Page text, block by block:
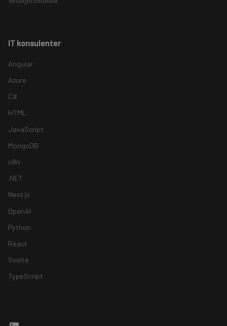
IT konsulenter
Angular
Azure
C#
HTML
JavaScript
MongoDB
n8n
.NET
Next.js
OpenAI
Python
React
Svelte
TypeScript